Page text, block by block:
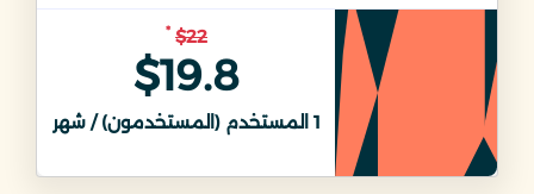
$22
*
$19.8
1 المستخدم (المستخدمون) / شهر